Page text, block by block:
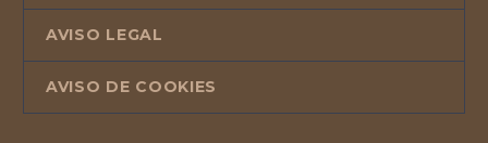
AVISO LEGAL
AVISO DE COOKIES